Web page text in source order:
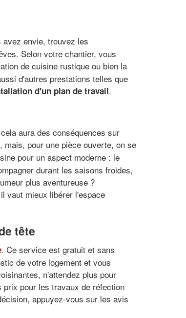
envie, trouvez les
Selon votre chantier, vous
de cuisine rustique ou bien la
d'autres prestations telles que
d'un plan de travail.
aura des conséquences sur
mais, pour une pièce ouverte, on se
pour un aspect moderne : le
durant les saisons froides,
plus aventureuse ?
vaut mieux libérer l'espace
tête
. Ce service est gratuit et sans
de votre logement et vous
n'attendez plus pour
pour les travaux de réfection
appuyez-vous sur les avis